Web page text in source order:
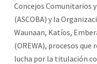
Concejos Comunitarios
(ASCOBA) y la
Waunaan, Katíos,
(OREWA), procesos
lucha por la titulación